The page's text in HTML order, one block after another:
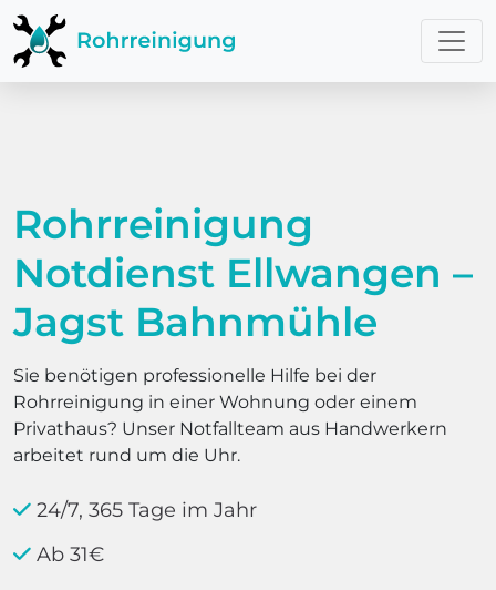
Rohrreinigung
Notdienst Ellwangen –
Jagst Bahnmühle
Sie benötigen professionelle Hilfe bei der
Rohrreinigung in einer Wohnung oder einem
Privathaus? Unser Notfallteam aus Handwerkern
arbeitet rund um die Uhr.
24/7, 365 Tage im Jahr
Ab 31€